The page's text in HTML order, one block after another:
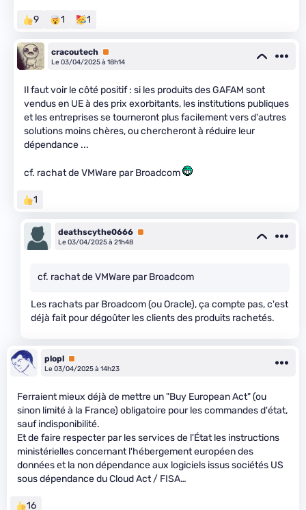
9 1 1
cracoutech Premium
Le 03/04/2025 à 18h14
Il faut voir le côté positif : si les produits des GAFAM sont
vendus en UE à des prix exorbitants, les institutions publiques
et les entreprises se tourneront plus facilement vers d'autres
solutions moins chères, ou chercheront à réduire leur
dépendance ...
cf. rachat de VMWare par Broadcom
1
deathscythe0666 Premium
Le 03/04/2025 à 21h48
cf. rachat de VMWare par Broadcom
Les rachats par Broadcom (ou Oracle), ça compte pas, c'est
déjà fait pour dégoûter les clients des produits rachetés.
plopl Premium
Le 03/04/2025 à 14h23
Ferraient mieux déjà de mettre un "Buy European Act" (ou
sinon limité à la France) obligatoire pour les commandes d'état,
sauf indisponibilité.
Et de faire respecter par les services de l'État les instructions
ministérielles concernant l'hébergement européen des
données et la non dépendance aux logiciels issus sociétés US
sous dépendance du Cloud Act / FISA…
16